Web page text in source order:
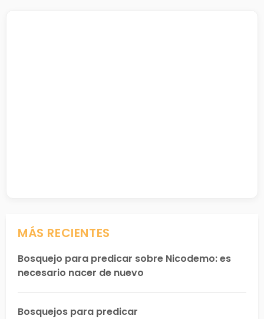
MÁS RECIENTES
Bosquejo para predicar sobre Nicodemo: es
necesario nacer de nuevo
Bosquejos para predicar